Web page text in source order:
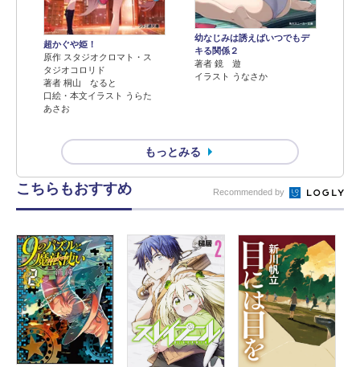
超かぐや姫！
原作 スタジオクロマト・ス
タジオコロリド
著者 桐山 なると
口絵・本文イラスト うらた
あさお
幼なじみは誘えばいつでもデ
キる関係２
著者 鏡 遊
イラスト うなさか
もっとみる
こちらもおすすめ Recommended by